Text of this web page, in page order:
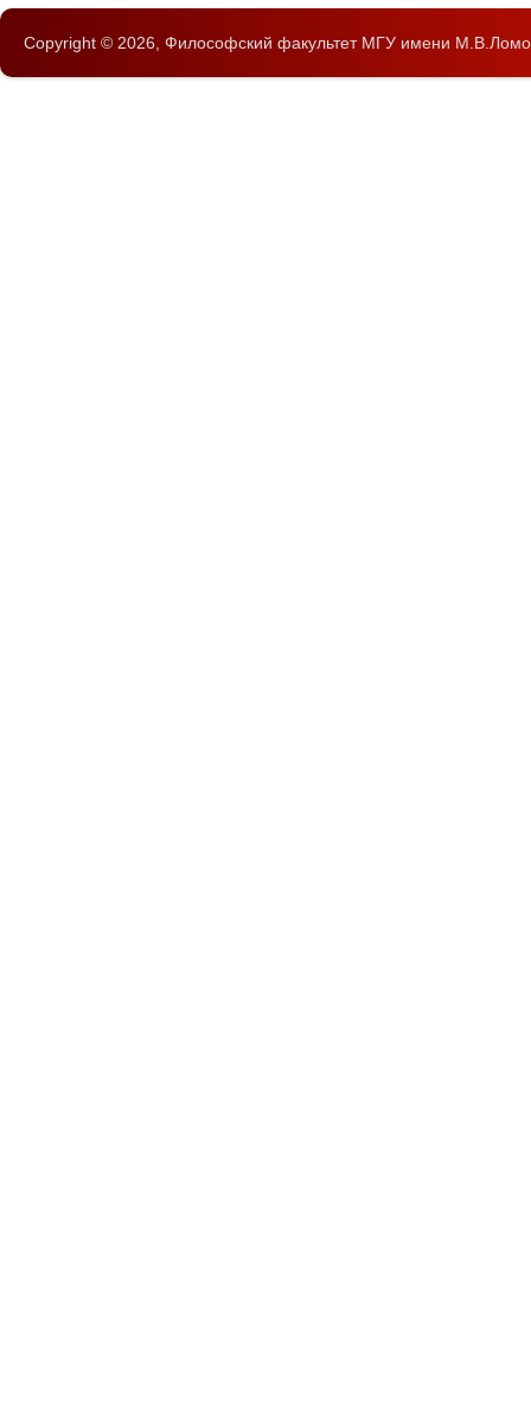
Copyright © 2026, Философский факультет МГУ имени